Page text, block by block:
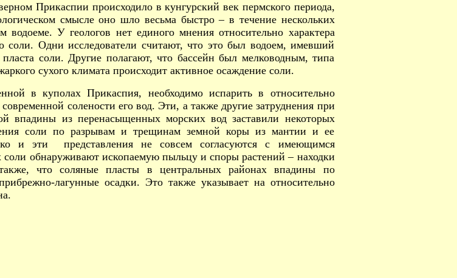
Прикаспии происходило в кунгурский век пермского периода,
смысле оно шло весьма быстро – в течение нескольких
водоеме. У геологов нет единого мнения относительно характера
соли. Одни исследователи считают, что это был водоем, имевший
соли. Другие полагают, что бассейн был мелководным, типа
сухого климата происходит активное осаждение соли.
в куполах Прикаспия, необходимо испарить в относительно
солености его вод. Эти, а также другие затруднения при
впадины из перенасыщенных морских вод заставили некоторых
соли по разрывам и трещинам земной коры из мантии и ее
и эти представления не совсем согласуются с имеющимся
обнаруживают ископаемую пыльцу и споры растений – находки
что соляные пласты в центральных районах впадины по
лагунные осадки. Это также указывает на относительно